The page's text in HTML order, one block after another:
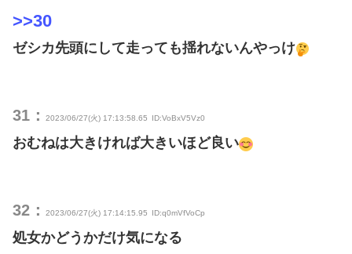
>>30
ゼシカ先頭にして走っても揺れないんやっけ
31： 2023/06/27(火) 17:13:58.65 ID:VoBxV5Vz0
おむねは大きければ大きいほど良い
32： 2023/06/27(火) 17:14:15.95 ID:q0mVfVoCp
処女かどうかだけ気になる